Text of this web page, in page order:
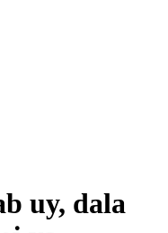
uy, dala